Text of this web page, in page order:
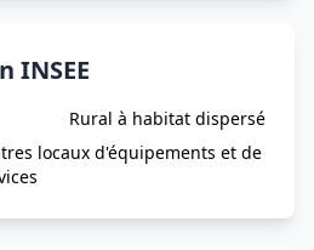
INSEE
Rural à habitat dispersé
locaux d'équipements et de